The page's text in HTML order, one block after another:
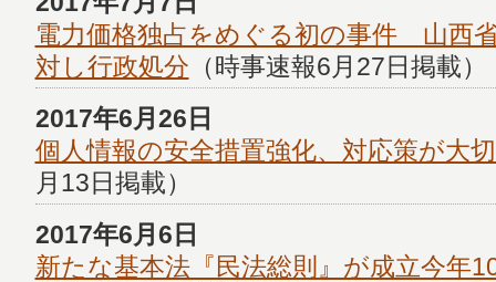
電力価格独占をめぐる初の事件 山西
対し行政処分 （時事速報6月27日掲載）
2017年6月26日
個人情報の安全措置強化、対応策が大
月13日掲載）
2017年6月6日
新たな基本法『民法総則』が成立今年